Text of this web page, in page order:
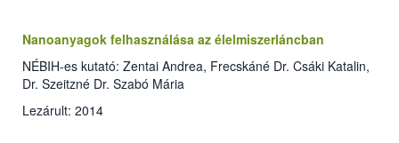
Nanoanyagok felhasználása az élelmiszerláncban
NÉBIH-es kutató: Zentai Andrea, Frecskáné Dr. Csáki Katalin,
Dr. Szeitzné Dr. Szabó Mária
Lezárult: 2014